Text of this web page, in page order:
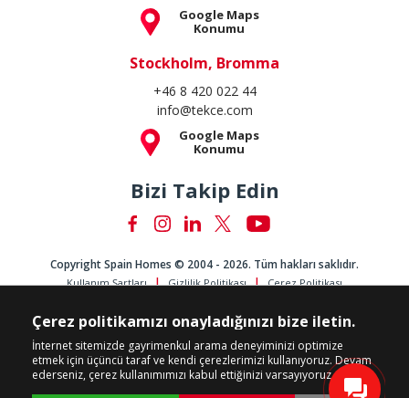
Google Maps
Konumu
Stockholm, Bromma
+46 8 420 022 44
info@tekce.com
Google Maps
Konumu
Bizi Takip Edin
Copyright Spain Homes © 2004 - 2026. Tüm hakları saklıdır.
Kullanım Şartları Gizlilik Politikası Çerez Politikası
Çerez politikamızı onayladığınızı bize iletin.
İnternet sitemizde gayrimenkul arama deneyiminizi optimize
etmek için üçüncü taraf ve kendi çerezlerimizi kullanıyoruz. Devam
ederseniz, çerez kullanımımızı kabul ettiğinizi varsayıyoruz.